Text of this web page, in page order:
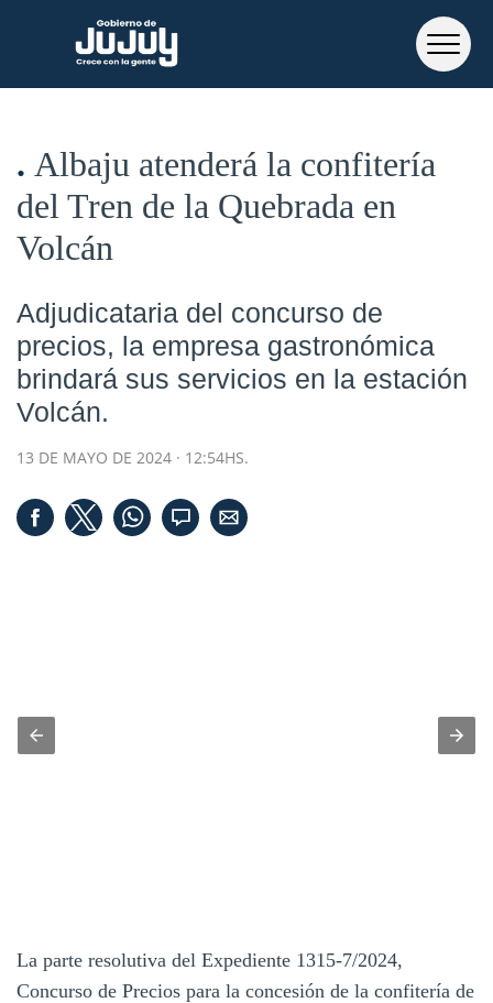
Albaju atenderá la confitería
del Tren de la Quebrada en
Volcán
Adjudicataria del concurso de
precios, la empresa gastronómica
brindará sus servicios en la estación
Volcán.
13 DE MAYO DE 2024 · 12:54HS.
La parte resolutiva del Expediente 1315-7/2024,
Concurso de Precios para la concesión de la confitería de